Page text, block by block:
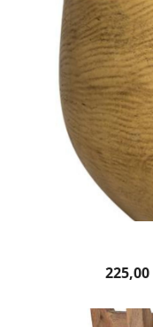
225,00